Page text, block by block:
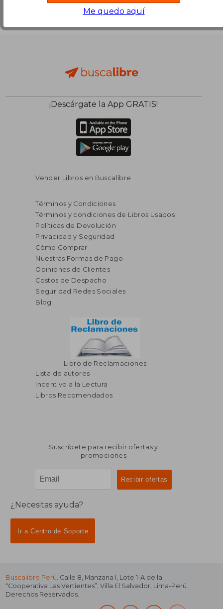
¡Descárgate la App GRATIS!
Vender Libros en Buscalibre
Términos y Condiciones
Términos y condiciones de Libros Usados
Políticas de Devolución
Privacidad y Seguridad
Cómo Comprar
Nuestras Formas de Pago
Opiniones de Clientes
Costos de Despacho
Seguridad Redes Sociales
Blog
Libro de Reclamaciones
Lista de autores
Incentivo a la Lectura
Libros Recomendados
Suscríbete para recibir ofertas y
promociones
¿Necesitas ayuda?
Ir a Centro de Soporte
Buscalibre Perú. Calle 8, Manzana I, Lote 1-A de la
“Cooperativa Las Vertientes”, Villa El Salvador, Lima-Perú.
Derechos Reservados.
Me quedo aquí